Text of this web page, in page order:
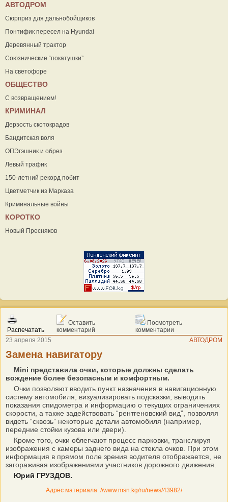
АВТОДРОМ
Сюрприз для дальнобойщиков
Понтифик пересел на Hyundai
Деревянный трактор
Союзнические “покатушки”
На светофоре
ОБЩЕСТВО
С возвращением!
КРИМИНАЛ
Дерзость скотокрадов
Бандитская воля
ОПЭгэшник и обрез
Левый трафик
150-летний рекорд побит
Цветметчик из Марказа
Криминальные войны
КОРОТКО
Новый Пресняков
Распечатать
Оставить
комментарий
Посмотреть
комментарии
23 апреля 2015
АВТОДРОМ
Замена навигатору
Mini представила очки, которые должны сделать
вождение более безопасным и комфортным.
Очки позволяют вводить пункт назначения в навигационную
систему автомобиля, визуализировать подсказки, выводить
показания спидометра и информацию о текущих ограничениях
скорости, а также задействовать “рентгеновский вид”, позволяя
видеть “сквозь” некоторые детали автомобиля (например,
передние стойки кузова или двери).
Кроме того, очки облегчают процесс парковки, транслируя
изображения с камеры заднего вида на стекла очков. При этом
информация в прямом поле зрения водителя отображается, не
загораживая изображениями участников дорожного движения.
Юрий ГРУЗДОВ.
Адрес материала: //www.msn.kg/ru/news/43982/